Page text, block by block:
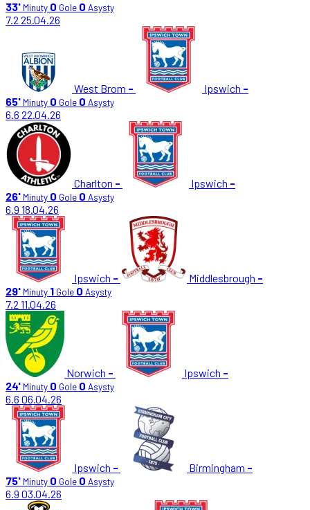
33' Minuty 0 Gole 0 Asysty
7.2 25.04.26
West Brom - Ipswich -
65' Minuty 0 Gole 0 Asysty
6.6 22.04.26
Charlton - Ipswich -
26' Minuty 0 Gole 0 Asysty
6.9 18.04.26
Ipswich - Middlesbrough -
29' Minuty 1 Gole 0 Asysty
7.2 11.04.26
Norwich - Ipswich -
24' Minuty 0 Gole 0 Asysty
6.6 06.04.26
Ipswich - Birmingham -
75' Minuty 0 Gole 0 Asysty
6.9 03.04.26